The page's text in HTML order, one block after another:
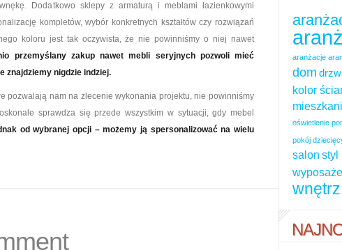
Dodatkowo sklepy z armaturą i meblami łazienkowymi
kompletów, wybór konkretnych kształtów czy rozwiązań
koloru jest tak oczywista, że nie powinniśmy o niej nawet
przemyślany zakup nawet mebli seryjnych pozwoli mieć
znajdziemy nigdzie indziej.
pozwalają nam na zlecenie wykonania projektu, nie powinniśmy
sprawdza się przede wszystkim w sytuacji, gdy mebel
od wybranej opcji – możemy ją spersonalizować na wielu
aranżacje
dom
kolor
oświetlenie
pokój
salon styl
wnętrz